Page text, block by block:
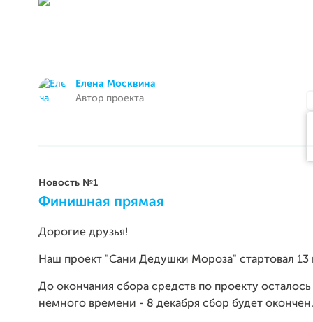
Елена Москвина
Автор проекта
Новость №1
Финишная прямая
Дорогие друзья!
Наш проект "Сани Дедушки Мороза" стартовал 13
До окончания сбора средств по проекту
немного времени - 8 декабря сбор будет окончен.